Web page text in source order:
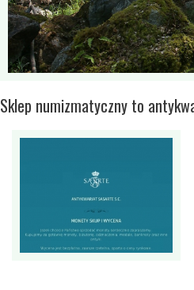
Sklep numizmatyczny to